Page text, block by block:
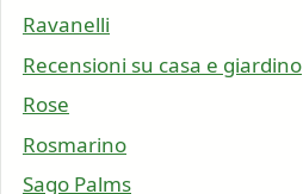
Ravanelli
Recensioni su casa e giardino
Rose
Rosmarino
Sago Palms